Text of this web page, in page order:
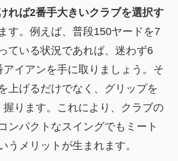
れば2番手大きいクラブを選択す
す。例えば、普段150ヤードを7
ている状況であれば、迷わず6
イアンを手に取りましょう。そ
上げるだけでなく、グリップを
ります。これにより、クラブの
ンパクトなスイングでもミート
うメリットが生まれます。